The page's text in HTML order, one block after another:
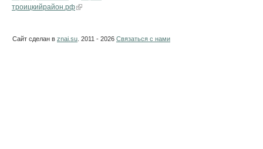
троицкийрайон.рф
Сайт сделан в znai.su . 2011 - 2026 Связаться с нами